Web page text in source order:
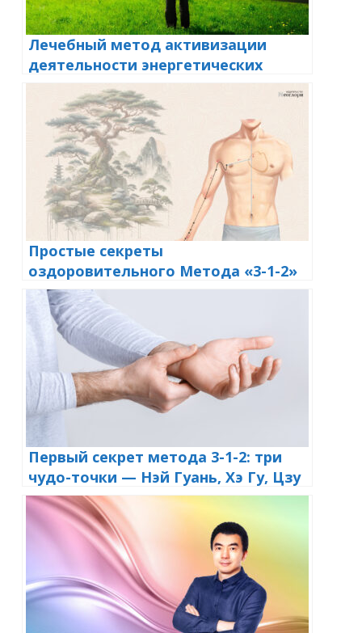
Лечебный метод активизации
деятельности энергетических
каналов: «Метод 3-1-2»
Простые секреты
оздоровительного Метода «3-1-2»
Первый секрет метода 3-1-2: три
чудо-точки — Нэй Гуань, Хэ Гу, Цзу
Сань Ли